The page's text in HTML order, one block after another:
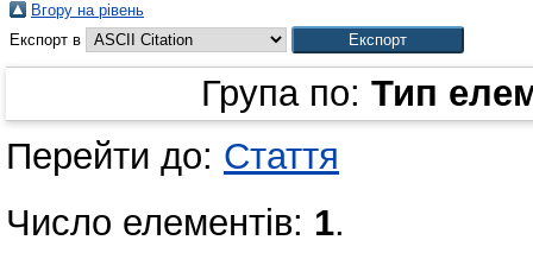
Вгору на рівень
Експорт в
Група по: Тип
Перейти до: Стаття
Число елементів: 1.